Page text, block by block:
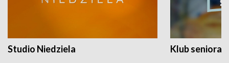
Studio Niedziela Klub seniora